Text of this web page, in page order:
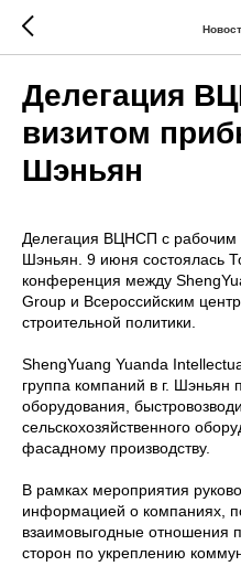
Делегация
визитом
Шэньян
Делегация ВЦНСП с рабочим
Шэньян. 9 июня состоялась
конференция между
Group и Всероссийским
строительной политики.
ShengYuang Yuanda
группа компаний в г. Шэньян
оборудования,
сельскохозяйственного
фасадному производству.
В рамках мероприятия
информацией о компаниях,
взаимовыгодные отношения
сторон по укреплению